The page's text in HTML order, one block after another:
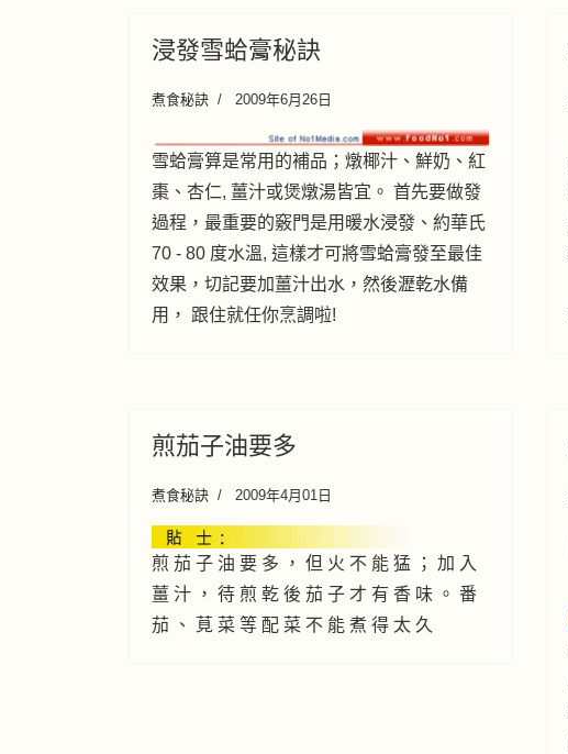
浸發雪蛤膏秘訣
煮食秘訣 2009年6月26日
雪蛤膏算是常用的補品；燉椰汁、鮮奶、紅
棗、杏仁, 薑汁或煲燉湯皆宜。 首先要做發
過程，最重要的竅門是用暖水浸發、約華氏
70 - 80 度水溫, 這樣才可將雪蛤膏發至最佳
效果，切記要加薑汁出水，然後瀝乾水備
用， 跟住就任你烹調啦!
煎茄子油要多
煮食秘訣 2009年4月01日
煎 茄 子 油 要 多 ， 但 火 不 能 猛 ； 加 入
薑 汁 ， 待 煎 乾 後 茄 子 才 有 香 味 。 番
茄 、 莧 菜 等 配 菜 不 能 煮 得 太 久